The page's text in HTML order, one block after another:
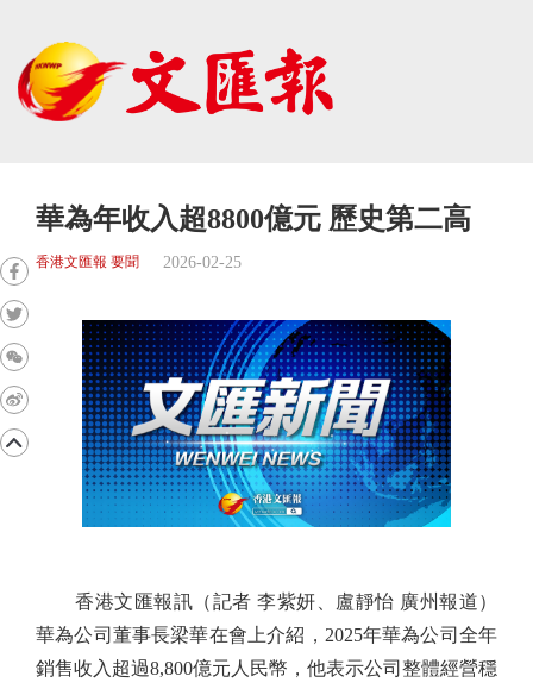
華為年收入超8800億元 歷史第二高
香港文匯報 要聞 2026-02-25
香港文匯報訊（記者 李紫妍、盧靜怡 廣州報道）
華為公司董事長梁華在會上介紹，2025年華為公司全年
銷售收入超過8,800億元人民幣，他表示公司整體經營穩